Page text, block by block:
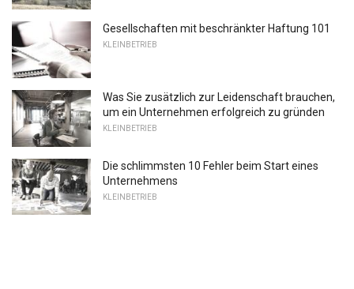
Gesellschaften mit beschränkter Haftung 101
KLEINBETRIEB
Was Sie zusätzlich zur Leidenschaft brauchen,
um ein Unternehmen erfolgreich zu gründen
KLEINBETRIEB
Die schlimmsten 10 Fehler beim Start eines
Unternehmens
KLEINBETRIEB